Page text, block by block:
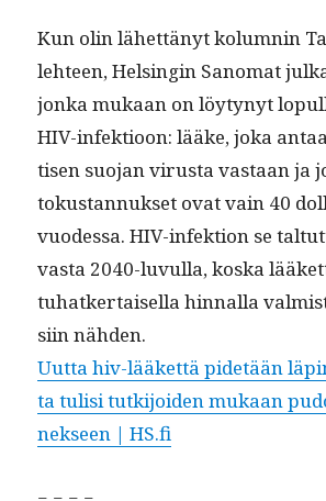
Kun olin lähet­tänyt kolumnin
lehteen, Helsin­gin Sanomat
jon­ka mukaan on löy­tynyt
HIV-infek­tioon: lääke, joka
tisen suo­jan virus­ta vas­taan ja
tokus­tan­nuk­set ovat vain 40
vuodessa. HIV-infek­tion se
vas­ta 2040-luvul­la, kos­ka
tuhatk­er­taisel­la hin­nal­la
si­in nähden.
Uut­ta hiv-lääket­tä pide­tään
ta tulisi tutk­i­joiden mukaan
nek­seen | HS.fi